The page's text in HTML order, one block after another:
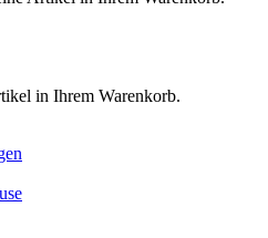
in Ihrem Warenkorb.